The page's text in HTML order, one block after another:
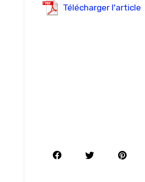
Télécharger l'article